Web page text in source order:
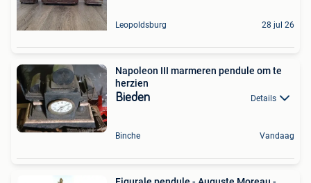
Leopoldsburg 28 jul 26
Napoleon III marmeren pendule om te
herzien
Bieden Details
Binche Vandaag